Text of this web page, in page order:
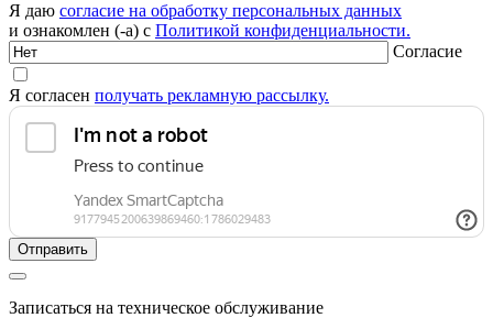
Я даю согласие на обработку персональных данных
и ознакомлен (-а) с Политикой конфиденциальности.
Согласие
Я согласен получать рекламную рассылку.
Записаться на техническое обслуживание